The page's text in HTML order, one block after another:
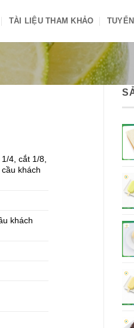
TÀI LIỆU THAM KHẢO
4, cắt 1/8,
khách
khách